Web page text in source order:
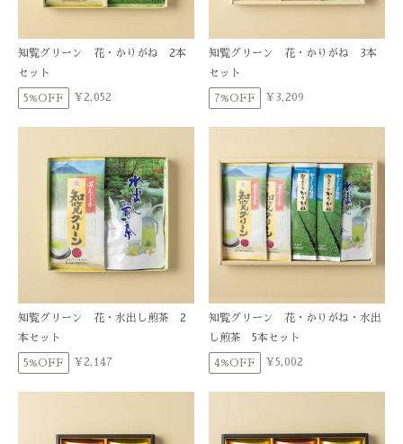
知覧グリーン 花・かりがね 2本
セット
5%OFF ¥2,052
知覧グリーン 花・かりがね 3本
セット
7%OFF ¥3,209
知覧グリーン 花・水出し煎茶 2
本セット
5%OFF ¥2,147
知覧グリーン 花・かりがね・水出
し煎茶 5本セット
4%OFF ¥5,002